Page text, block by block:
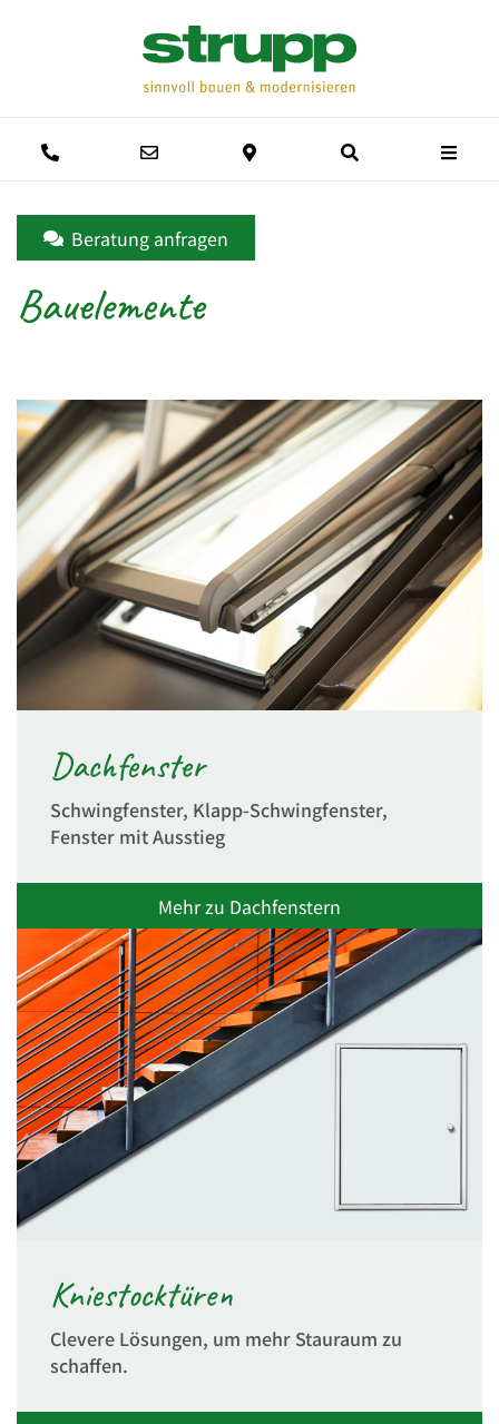
Anrufen E-Mail schreibenAnfahrtsweg
Bauelemente
Beratung anfragen
Dachfenster
Schwingfenster, Klapp-Schwingfenster,
Fenster mit Ausstieg
Mehr zu Dachfenstern
Kniestocktüren
Clevere Lösungen, um mehr Stauraum zu
schaffen.